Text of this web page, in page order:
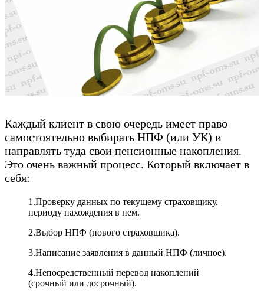
Каждый клиент в свою очередь имеет право
самостоятельно выбирать НПФ (или УК) и
направлять туда свои пенсионные накопления.
Это очень важный процесс. Который включает в
себя:
1.Проверку данных по текущему страховщику,
периоду нахождения в нем.
2.Выбор НПФ (нового страховщика).
3.Написание заявления в данный НПФ (личное).
4.Непосредственный перевод накоплений
(срочный или досрочный).